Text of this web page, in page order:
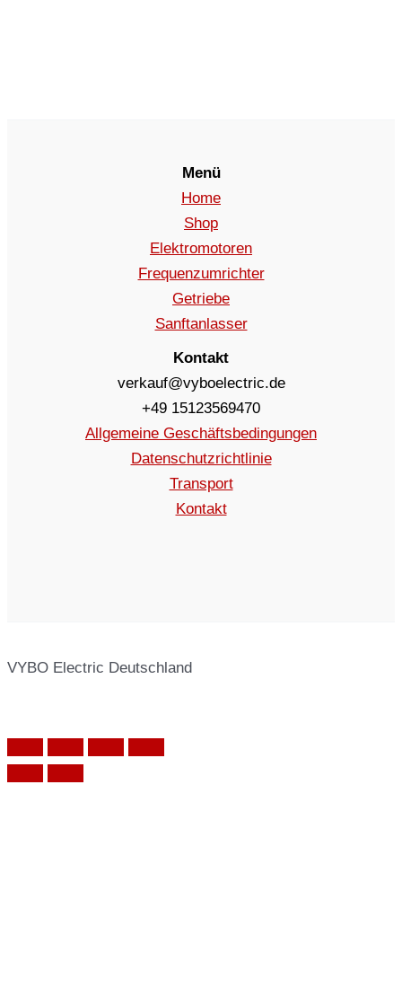
Menü
Home
Shop
Elektromotoren
Frequenzumrichter
Getriebe
Sanftanlasser
Kontakt
verkauf@vyboelectric.de
+49 15123569470
Allgemeine Geschäftsbedingungen
Datenschutzrichtlinie
Transport
Kontakt
VYBO Electric Deutschland